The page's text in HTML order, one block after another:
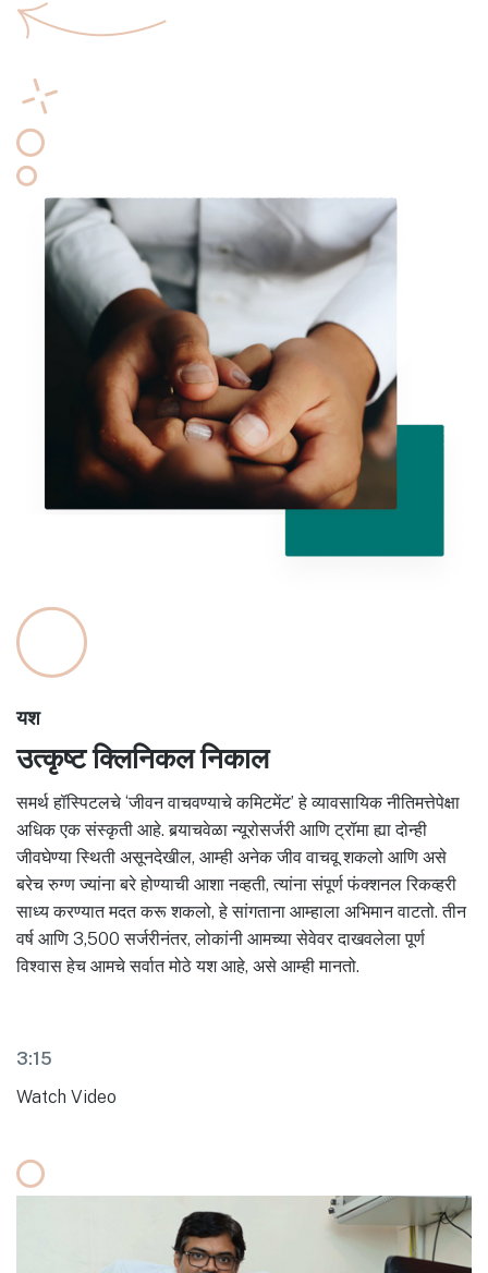
यश
उत्कृष्ट क्लिनिकल निकाल
समर्थ हॉस्पिटलचे ‘जीवन वाचवण्याचे कमिटमेंट’ हे व्यावसायिक नीतिमत्तेपेक्षा
अधिक एक संस्कृती आहे. बर्‍याचवेळा न्यूरोसर्जरी आणि ट्रॉमा ह्या दोन्ही
जीवघेण्या स्थिती असूनदेखील, आम्ही अनेक जीव वाचवू शकलो आणि असे
बरेच रुग्ण ज्यांना बरे होण्याची आशा नव्हती, त्यांना संपूर्ण फंक्शनल रिकव्हरी
साध्य करण्यात मदत करू शकलो, हे सांगताना आम्हाला अभिमान वाटतो. तीन
वर्ष आणि 3,500 सर्जरीनंतर, लोकांनी आमच्या सेवेवर दाखवलेला पूर्ण
विश्वास हेच आमचे सर्वात मोठे यश आहे, असे आम्ही मानतो.
3:15
Watch Video